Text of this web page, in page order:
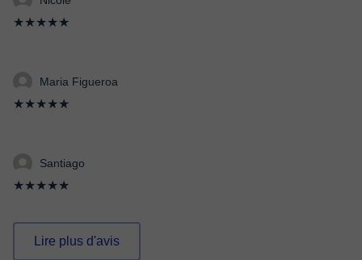
★★★★★
Maria Figueroa
★★★★★
Santiago
★★★★★
Lire plus d'avis